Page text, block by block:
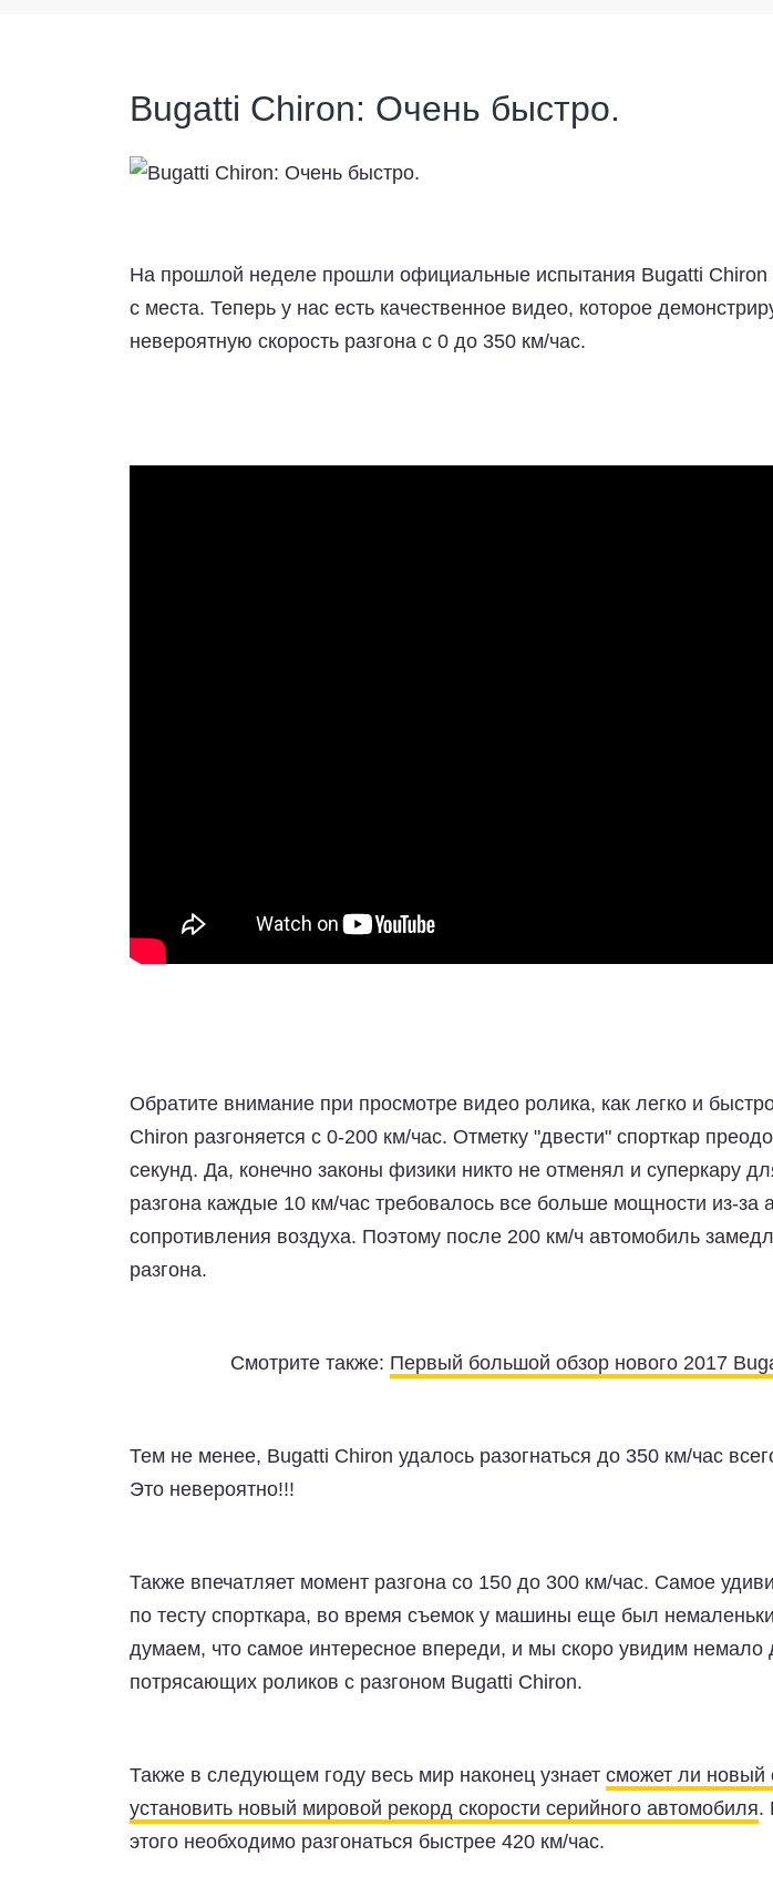
Bugatti Chiron: Очень быстро.
На прошлой неделе прошли официальные испытания Bugatti Chiron
с места. Теперь у нас есть качественное видео, которое
невероятную скорость разгона с 0 до 350 км/час.
Обратите внимание при просмотре видео ролика, как легко и
Chiron разгоняется с 0-200 км/час. Отметку "двести" спорткар
секунд. Да, конечно законы физики никто не отменял и суперкару
разгона каждые 10 км/час требовалось все больше мощности из-за
сопротивления воздуха. Поэтому после 200 км/ч автомобиль
разгона.
Смотрите также: Первый большой обзор нового 2017
Тем не менее, Bugatti Chiron удалось разогнаться до 350 км/час
Это невероятно!!!
Также впечатляет момент разгона со 150 до 300 км/час. Самое
по тесту спорткара, во время съемок у машины еще был
думаем, что самое интересное впереди, и мы скоро увидим немало
потрясающих роликов с разгоном Bugatti Chiron.
Также в следующем году весь мир наконец узнает сможет ли новый
установить новый мировой рекорд скорости серийного автомобиля.
этого необходимо разгонаться быстрее 420 км/час.